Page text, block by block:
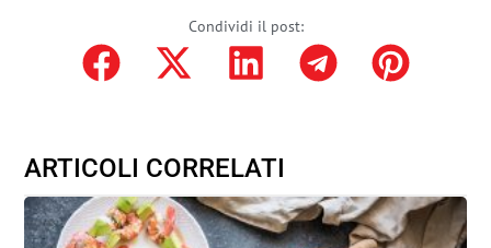
Condividi il post:
ARTICOLI CORRELATI